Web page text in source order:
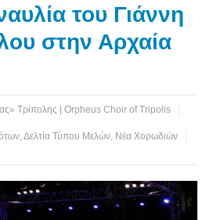
του Γιάννη
στην Αρχαία
Τρίπολης | Orpheus Choir of Tripolis
Δελτία Τύπου Μελών Νέα Χορωδιών